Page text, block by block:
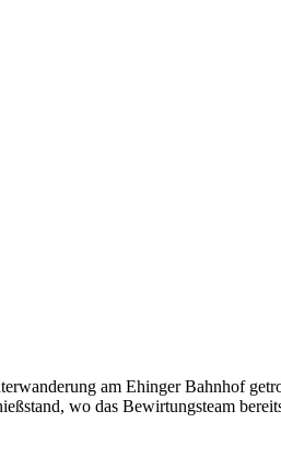
am Ehinger Bahnhof
wo das Bewirtungsteam